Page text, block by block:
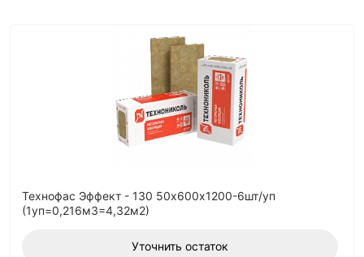
Технофас Эффект - 130 50х600х1200-6шт/уп
(1уп=0,216м3=4,32м2)
Уточнить остаток